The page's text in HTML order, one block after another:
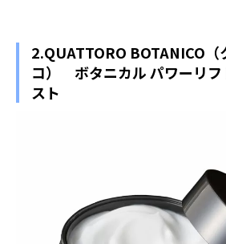
2.QUATTORO BOTANICO（
コ） ボタニカル パワーリフ
スト